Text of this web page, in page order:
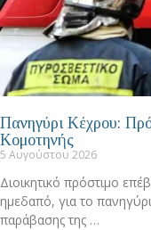
Πανηγύρι Κέχρου:
Κομοτηνής
5 Αυγούστου 2026
Διοικητικό πρόστιμο
ημεδαπό, για το πανηγύρι
παράβασης της …